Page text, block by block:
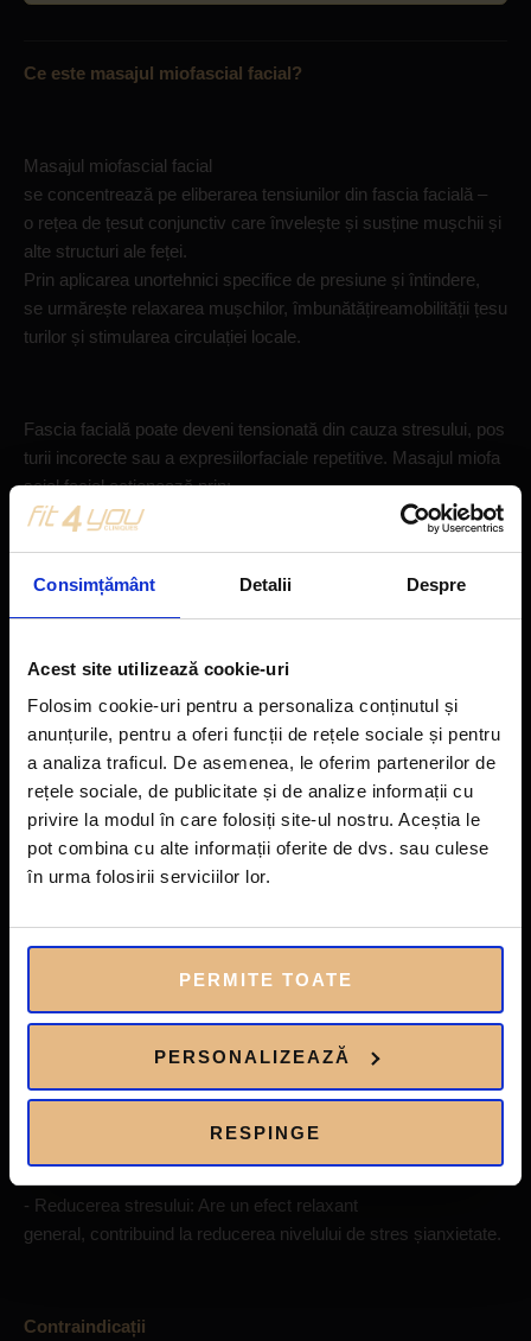
Consimțământ Detalii Despre
Acest site utilizează cookie-uri
Folosim cookie-uri pentru a personaliza conținutul și
anunțurile, pentru a oferi funcții de rețele sociale și pentru
a analiza traficul. De asemenea, le oferim partenerilor de
rețele sociale, de publicitate și de analize informații cu
privire la modul în care folosiți site-ul nostru. Aceștia le
pot combina cu alte informații oferite de dvs. sau culese
în urma folosirii serviciilor lor.
PERMITE TOATE
PERSONALIZEAZĂ
RESPINGE
Ce este masajul miofascial facial?
Masajul miofascial facial
se concentrează pe eliberarea tensiunilor din fascia facială –
o rețea de țesut conjunctiv care învelește și susține mușchii și
alte structuri ale feței.
Prin aplicarea unortehnici specifice de presiune și întindere,
se urmărește relaxarea mușchilor, îmbunătățireamobilității țesu
turilor și stimularea circulației locale.
Fascia facială poate deveni tensionată din cauza stresului, pos
turii incorecte sau a expresiilorfaciale repetitive. Masajul miofa
scial facial acționează prin:
- Aplicarea unei presiuni blânde și susținute pe zonele tensiona
- Stimularea circulației sanguine și limfatice pentru a facilita eli
minarea toxinelor
Beneficii
- Reducerea tensiunii musculare: Ajută la relaxarea mușchilor
feței, reducând senzația de rigiditate și disconfort.
- Îmbunătățirea circulației: Stimulează fluxul sanguin și limfatic,
contribuind la o piele maisănătoasă și luminoasă.
cap: Poate reduce frecvența și intensitatea cefaleelor tensional
- Îmbunătățirea aspectului pielii:
Prin relaxarea mușchilor și stimularea circulației, pielea poated
eveni mai fermă și mai elastică.
- Reducerea stresului: Are un efect relaxant
general, contribuind la reducerea nivelului de stres șianxietate.
Contraindicații